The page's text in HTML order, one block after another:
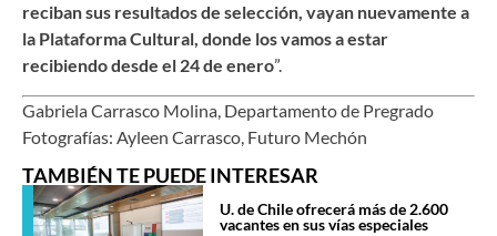
reciban sus resultados de selección, vayan nuevamente a
la Plataforma Cultural, donde los vamos a estar
recibiendo desde el 24 de enero”.
Gabriela Carrasco Molina, Departamento de Pregrado
Fotografías: Ayleen Carrasco, Futuro Mechón
TAMBIÉN TE PUEDE INTERESAR
U. de Chile ofrecerá más de 2.600
vacantes en sus vías especiales